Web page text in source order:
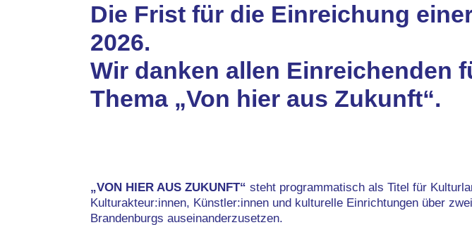
Die Frist für die Einreichung
2026.
Wir danken allen Einreichenden
Thema „Von hier aus Zukunft“.
„VON HIER AUS ZUKUNFT“ steht programmatisch als Titel für
Kulturakteur:innen, Künstler:innen und kulturelle Einrichtungen über
Brandenburgs auseinanderzusetzen.